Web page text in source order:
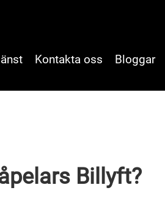
Kontakta oss Bloggar
Billyft?